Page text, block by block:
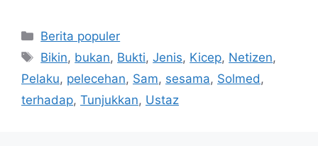
Kategori
Berita populer
Tag
Bikin, bukan, Bukti,Jenis, Kicep, Netizen,
Pelaku, pelecehan, Sam, sesama, Solmed,
terhadap, Tunjukkan, Ustaz